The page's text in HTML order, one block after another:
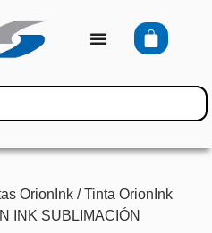
OrionInk /Tinta OrionInk
INK SUBLIMACIÓN